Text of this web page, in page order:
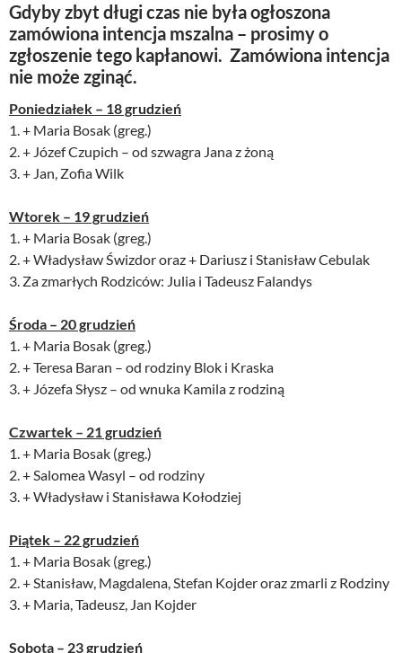
Gdyby zbyt długi czas nie była ogłoszona
zamówiona intencja mszalna – prosimy o
zgłoszenie tego kapłanowi. Zamówiona intencja
nie może zginąć.
Poniedziałek – 18 grudzień
1. + Maria Bosak (greg.)
2. + Józef Czupich – od szwagra Jana z żoną
3. + Jan, Zofia Wilk
Wtorek – 19 grudzień
1. + Maria Bosak (greg.)
2. + Władysław Świzdor oraz + Dariusz i Stanisław Cebulak
3. Za zmarłych Rodziców: Julia i Tadeusz Falandys
Środa – 20 grudzień
1. + Maria Bosak (greg.)
2. + Teresa Baran – od rodziny Blok i Kraska
3. + Józefa Słysz – od wnuka Kamila z rodziną
Czwartek – 21 grudzień
1. + Maria Bosak (greg.)
2. + Salomea Wasyl – od rodziny
3. + Władysław i Stanisława Kołodziej
Piątek – 22 grudzień
1. + Maria Bosak (greg.)
2. + Stanisław, Magdalena, Stefan Kojder oraz zmarli z Rodziny
3. + Maria, Tadeusz, Jan Kojder
Sobota – 23 grudzień